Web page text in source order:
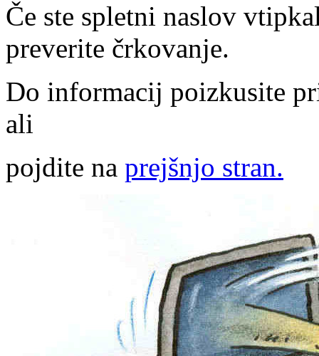
Če ste spletni naslov
preverite črkovanje.
Do informacij poizkusite
ali
pojdite na prejšnjo stran.